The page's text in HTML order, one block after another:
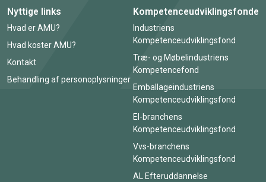
Nyttige links
Hvad er AMU?
Hvad koster AMU?
Kontakt
Behandling af personoplysninger
Kompetenceudviklingsfonde
Industriens
Kompetenceudviklingsfond
Træ- og Møbelindustriens
Kompetencefond
Emballageindustriens
Kompetenceudviklingsfond
El-branchens
Kompetenceudviklingsfond
Vvs-branchens
Kompetenceudviklingsfond
AL Efteruddannelse